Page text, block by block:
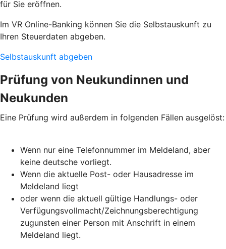
für Sie eröffnen.
Im VR Online-Banking können Sie die Selbstauskunft zu
Ihren Steuerdaten abgeben.
Selbstauskunft abgeben
Prüfung von Neukundinnen und
Neukunden
Eine Prüfung wird außerdem in folgenden Fällen ausgelöst:
Wenn nur eine Telefonnummer im Meldeland, aber
keine deutsche vorliegt.
Wenn die aktuelle Post- oder Hausadresse im
Meldeland liegt
oder wenn die aktuell gültige Handlungs- oder
Verfügungsvollmacht/Zeichnungsberechtigung
zugunsten einer Person mit Anschrift in einem
Meldeland liegt.